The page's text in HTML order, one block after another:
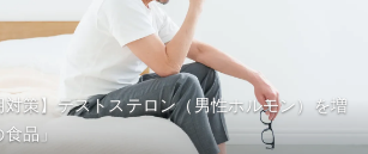
対策】テストステロン（男性ホルモン）を増
品」